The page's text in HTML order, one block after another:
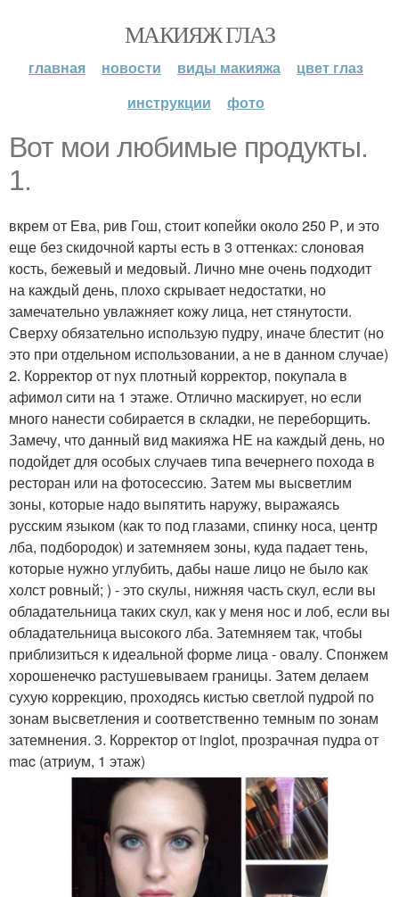
МАКИЯЖ ГЛАЗ
главная новости виды макияжа
цвет глаз
инструкции
фото
Вот мои любимые продукты.
1.
вкрем от Ева, рив Гош, стоит копейки около 250 Р, и это
еще без скидочной карты есть в 3 оттенках: слоновая
кость, бежевый и медовый. Лично мне очень подходит
на каждый день, плохо скрывает недостатки, но
замечательно увлажняет кожу лица, нет стянутости.
Сверху обязательно использую пудру, иначе блестит (но
это при отдельном использовании, а не в данном случае)
2. Корректор от nyx плотный корректор, покупала в
афимол сити на 1 этаже. Отлично маскирует, но если
много нанести собирается в складки, не переборщить.
Замечу, что данный вид макияжа НЕ на каждый день, но
подойдет для особых случаев типа вечернего похода в
ресторан или на фотосессию. Затем мы высветлим
зоны, которые надо выпятить наружу, выражаясь
русским языком (как то под глазами, спинку носа, центр
лба, подбородок) и затемняем зоны, куда падает тень,
которые нужно углубить, дабы наше лицо не было как
холст ровный; ) - это скулы, нижняя часть скул, если вы
обладательница таких скул, как у меня нос и лоб, если вы
обладательница высокого лба. Затемняем так, чтобы
приблизиться к идеальной форме лица - овалу. Спонжем
хорошенечко растушевываем границы. Затем делаем
сухую коррекцию, проходясь кистью светлой пудрой по
зонам высветления и соответственно темным по зонам
затемнения. 3. Корректор от inglot, прозрачная пудра от
mac (атриум, 1 этаж)